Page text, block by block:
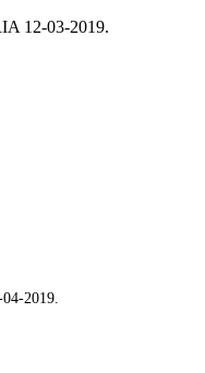
12-03-2019.
2019.